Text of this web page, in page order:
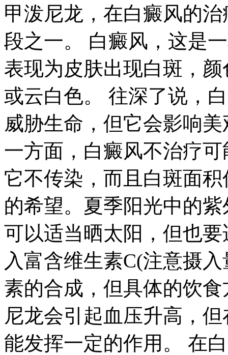
甲泼尼龙，在白癜风的
段之一。 白癜风，这是
表现为皮肤出现白斑，
或云白色。 往深了说，
威胁生命，但它会影响
一方面，白癜风不治疗
它不传染，而且白斑面
的希望。夏季阳光中的
可以适当晒太阳，但也
入富含维生素C(注意摄
素的合成，但具体的饮
尼龙会引起血压升高，
能发挥一定的作用。 在